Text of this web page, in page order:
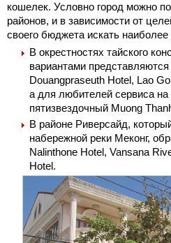
кошелек. Условно город можно
районов, и в зависимости от
своего бюджета искать
В окрестностях тайского
вариантами представляются
Douangpraseuth Hotel, Lao
а для любителей сервиса
пятизвездочный Muong
В районе Риверсайд,
набережной реки Меконг,
Nalinthone Hotel, Vansana
Hotel.